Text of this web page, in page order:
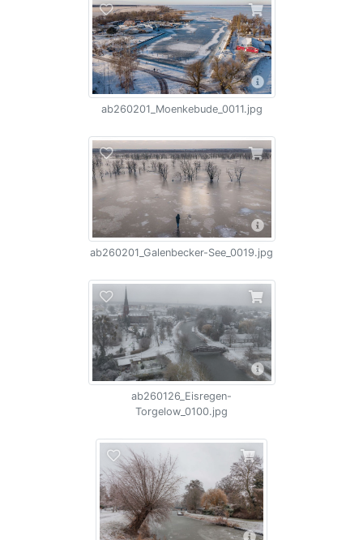
ab260201_Moenkebude_0011.jpg
ab260201_Galenbecker-See_0019.jpg
ab260126_Eisregen-
Torgelow_0100.jpg